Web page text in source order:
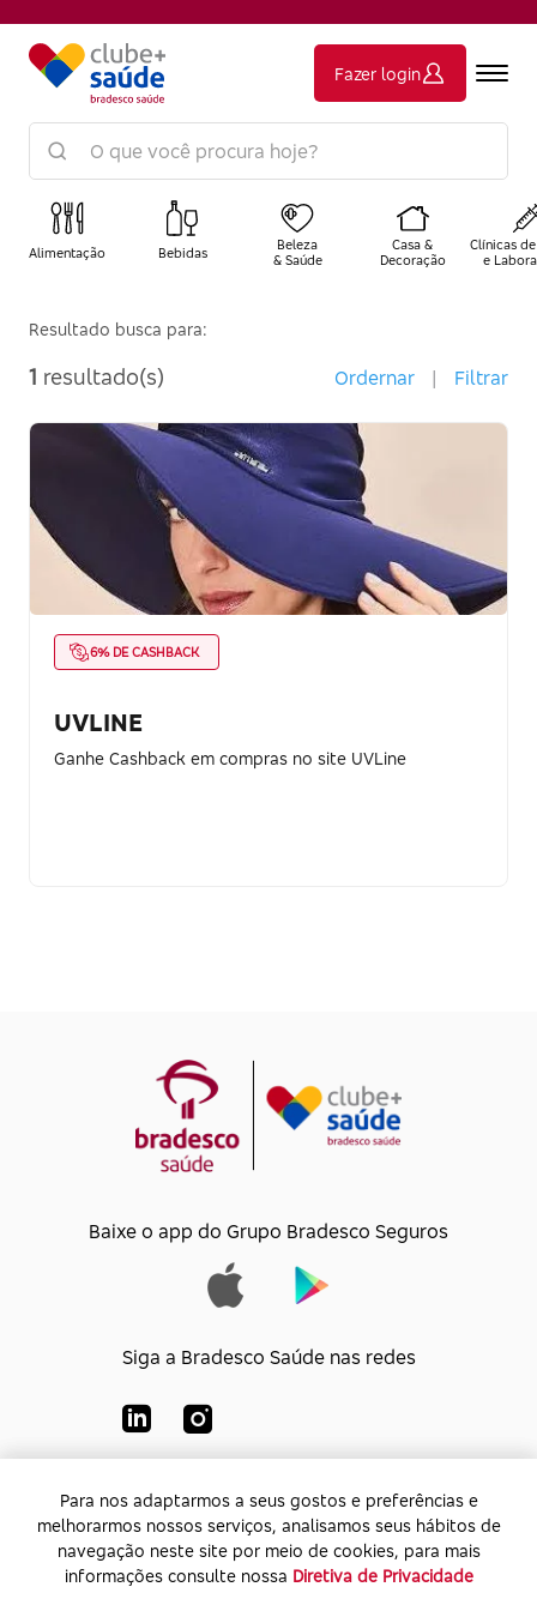
Fazer login
Alimentação Bebidas
Beleza
& Saúde
Casa &
Decoração
Clínicas
e
Resultado busca para:
1 resultado(s) Ordernar | Filtrar
6% DE CASHBACK
UVLINE
Ganhe Cashback em compras no site UVLine
Para nos adaptarmos a seus gostos e preferências e
melhorarmos nossos serviços, analisamos seus hábitos de
navegação neste site por meio de cookies, para mais
informações consulte nossa Diretiva de Privacidade
Baixe o app do Grupo Bradesco Seguros
Siga a Bradesco Saúde nas redes
Bradesco Saúde S/A
CNPJ:92.693.118/0001-60
Endereço:
Av. Rio de Janeiro, 555 - Caju - Rio de
Janeiro - Rio de Janeiro - CEP: 20.931-675
Para nos adaptarmos a seus gostos e preferências e
melhorarmos nossos serviços, analisamos seus hábitos de
navegação neste site por meio de cookies, para mais
informações consulte nossa Diretiva de Privacidade